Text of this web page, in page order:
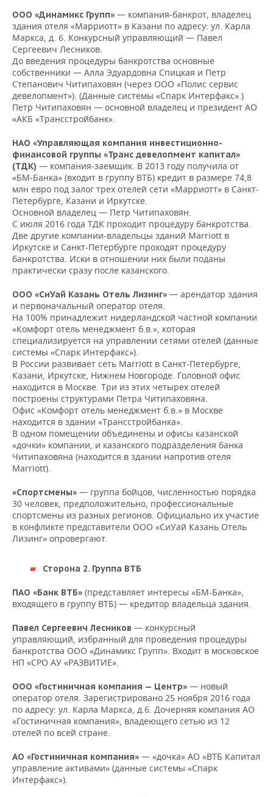
ООО «Динамикс Групп» — компания-банкрот, владелец
здания отеля «Марриотт» в Казани по адресу: ул. Карла
Маркса, д. 6. Конкурсный управляющий — Павел
Сергеевич Лесников.
До введения процедуры банкротства основные
собственники — Алла Эдуардовна Спицкая и Петр
Степанович Читипаховян (через ООО «Полис сервис
девелопмент»). (Данные системы «Спарк Интерфакс».)
Петр Читипаховян — основной владелец и президент АО
«АКБ «Трансстройбанк».
НАО «Управляющая компания инвестиционно-
финансовой группы «Транс девелопмент капитал»
(ТДК) — компания-заемщик. В 2013 году получила от
«БМ-Банка» (входит в группу ВТБ) кредит в размере 74,8
млн евро под залог трех отелей сети «Марриотт» в Санкт-
Петербурге, Казани и Иркутске.
Основной владелец — Петр Читипаховян.
С июля 2016 года ТДК проходит процедуру банкротства.
Две другие компании-владельцы зданий Marriott в
Иркутске и Санкт-Петербурге проходят процедуру
банкротства. Иски в отношении них были поданы
практически сразу после казанского.
ООО «СиУай Казань Отель Лизинг» — арендатор здания
и первоначальный оператор отеля.
На 100% принадлежит нидерландской частной компании
«Комфорт отель менеджмент б.в.», которая
специализируется на управлении сетями отелей (данные
системы «Спарк Интерфакс»).
В России развивает сеть Marriott в Санкт-Петербурге,
Казани, Иркутске, Нижнем Новгороде. Головной офис
находится в Москве. Три из этих четырех отелей
построены структурами Петра Читипаховяна.
Офис «Комфорт отель менеджмент б.в.» в Москве
находится в здании «Трансстройбанка».
В одном помещении объединены и офисы казанской
«дочки» компании, и казанского подразделения банка
Читипаховяна (находится в здании напротив отеля
Marriott).
«Спортсмены» — группа бойцов, численностью порядка
30 человек, предположительно, профессиональные
спортсмены из разных регионов. Официально их участие
в конфликте представители ООО «СиУай Казань Отель
Лизинг» опровергают.
Сторона 2. Группа ВТБ
ПАО «Банк ВТБ» (представляет интересы «БМ-Банка»,
входящего в группу ВТБ) — кредитор владельца здания.
Павел Сергеевич Лесников — конкурсный
управляющий, избранный для проведения процедуры
банкротства ООО «Динамикс Групп». Входит в московское
НП «СРО АУ «РАЗВИТИЕ».
ООО «Гостиничная компания — Центр» — новый
оператор отеля. Зарегистрировано 25 ноября 2016 года
по адресу: ул. Карла Маркса, д.6. Дочерняя компания АО
«Гостиничная компания», владеющего сетью из 12
отелей по всей стране.
АО «Гостиничная компания» — «дочка» АО «ВТБ Капитал
управление активами» (данные системы «Спарк
Интерфакс»).